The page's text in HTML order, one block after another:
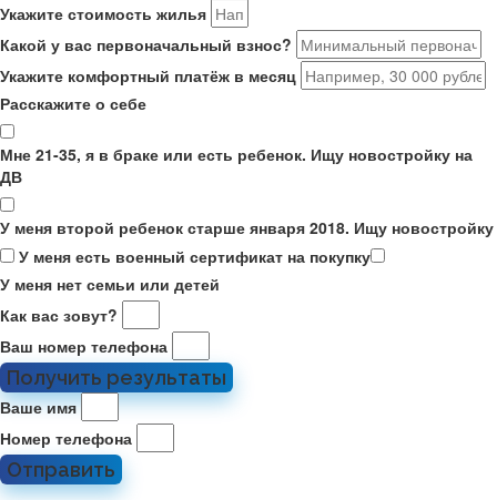
Укажите стоимость жилья
Какой у вас первоначальный взнос?
Укажите комфортный платёж в месяц
Расскажите о себе
Мне 21-35, я в браке или есть ребенок. Ищу новостройку на
ДВ
У меня второй ребенок старше января 2018. Ищу новостройку
У меня есть военный сертификат на покупку
У меня нет семьи или детей
Как вас зовут?
Ваш номер телефона
Получить результаты
Ваше имя
Номер телефона
Отправить